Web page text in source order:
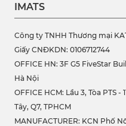
IMATS
Công ty TNHH Thương mại
Giấy CNĐKDN: 0106712744
OFFICE HN: 3F G5 FiveStar
Hà Nội
OFFICE HCM: Lầu 3, Tòa PTS -
Tây, Q7, TPHCM
MANUFACTURER: KCN Phố